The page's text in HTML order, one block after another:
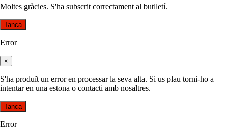
Moltes gràcies. S'ha subscrit correctament al butlletí.
Tanca
Error
×
S'ha produït un error en processar la seva alta. Si us plau torni-ho a
intentar en una estona o contacti amb nosaltres.
Tanca
Error